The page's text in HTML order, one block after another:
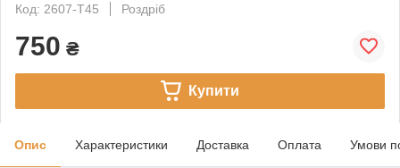
Код: 2607-T45
Роздріб
750 ₴
Купити
Опис Характеристики Доставка Оплата Умови